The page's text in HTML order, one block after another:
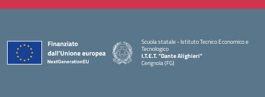
Scuola statale - Istituto Tecnico Economico e
Tecnologico
I.T.E.T. "Dante Alighieri"
Cerignola (FG)
— Visita la pagina iniziale della scuola